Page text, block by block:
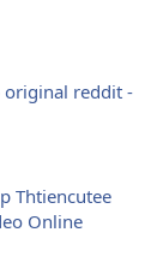
original reddit -
Thtiencutee
Online